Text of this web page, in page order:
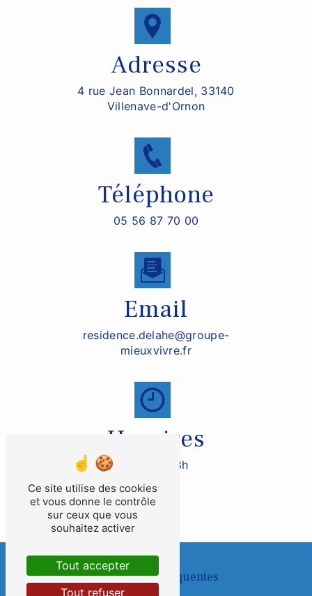
Adresse
4 rue Jean Bonnardel, 33140
Villenave-d'Ornon
Téléphone
05 56 87 70 00
Email
residence.delahe@groupe-
mieuxvivre.fr
Horaires
De 9h à 18h
Recherches fréquentes
Ce site utilise des cookies
et vous donne le contrôle
sur ceux que vous
souhaitez activer
Tout accepter
Tout refuser